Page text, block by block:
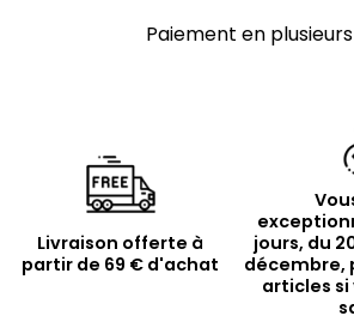
Paiement en
Livraison offerte à
partir de 69 € d'achat
jours, du
décembre,
articles si